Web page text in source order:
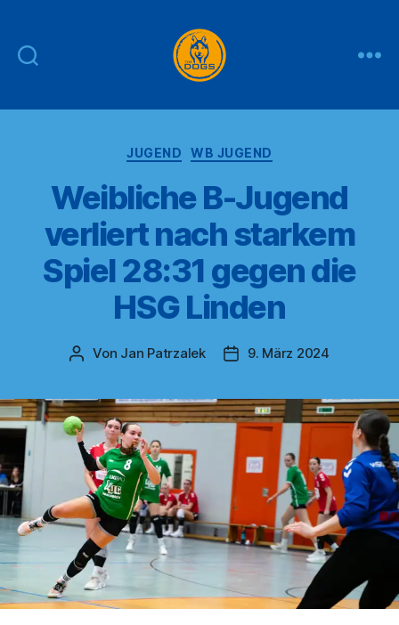
DOGS
Kategorien
JUGEND WB JUGEND
Weibliche B-Jugend
verliert nach starkem
Spiel 28:31 gegen die
HSG Linden
Beitragsautor
Von Jan Patrzalek Veröffentlichungsdatum
9. März 2024